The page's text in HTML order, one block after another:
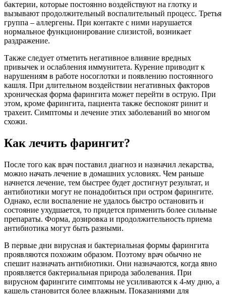
бактерии, которые постоянно воздействуют на глотку и
вызывают продолжительный воспалительный процесс. Третья
группа – аллергены. При контакте с ними нарушается
нормальное функционирование слизистой, возникает
раздражение.
Также следует отметить негативное влияние вредных
привычек и ослабления иммунитета. Курение приводит к
нарушениям в работе носоглотки и появлению постоянного
кашля. При длительном воздействии негативных факторов
хроническая форма фарингита может перейти в острую. При
этом, кроме фарингита, пациента также беспокоят ринит и
трахеит. Симптомы и лечение этих заболеваний во многом
схожи.
Как лечить фарингит?
После того как врач поставил диагноз и назначил лекарства,
можно начать лечение в домашних условиях. Чем раньше
начнется лечение, тем быстрее будет достигнут результат, и
антибиотики могут не понадобиться при остром фарингите.
Однако, если воспаление не удалось быстро остановить и
состояние ухудшается, то придется применить более сильные
препараты. Форма, дозировка и продолжительность приема
антибиотика могут быть разными.
В первые дни вирусная и бактериальная формы фарингита
проявляются похожим образом. Поэтому врач обычно не
спешит назначать антибиотики. Они назначаются, когда явно
проявляется бактериальная природа заболевания. При
вирусном фарингите симптомы не усиливаются к 4-му дню, а
кашель становится более влажным. Показаниями для